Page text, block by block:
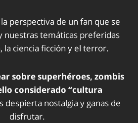
perspectiva de un fan que se
nuestras temáticas preferidas
la ciencia ficción y el terror.
sobre superhéroes, zombis
considerado “cultura
despierta nostalgia y ganas de
disfrutar.